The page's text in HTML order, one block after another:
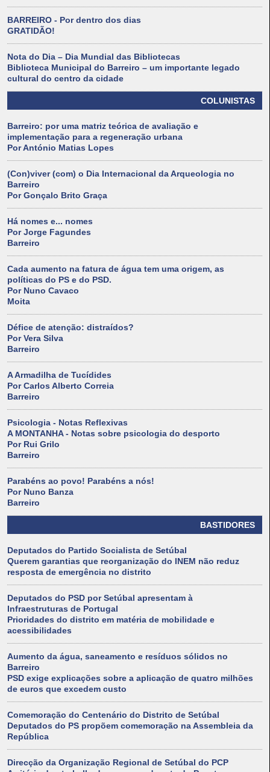
BARREIRO - Por dentro dos dias
GRATIDÃO!
Nota do Dia – Dia Mundial das Bibliotecas
Biblioteca Municipal do Barreiro – um importante legado
cultural do centro da cidade
COLUNISTAS
Barreiro: por uma matriz teórica de avaliação e
implementação para a regeneração urbana
Por António Matias Lopes
(Con)viver (com) o Dia Internacional da Arqueologia no
Barreiro
Por Gonçalo Brito Graça
Há nomes e... nomes
Por Jorge Fagundes
Barreiro
Cada aumento na fatura de água tem uma origem, as
políticas do PS e do PSD.
Por Nuno Cavaco
Moita
Défice de atenção: distraídos?
Por Vera Silva
Barreiro
A Armadilha de Tucídides
Por Carlos Alberto Correia
Barreiro
Psicologia - Notas Reflexivas
A MONTANHA - Notas sobre psicologia do desporto
Por Rui Grilo
Barreiro
Parabéns ao povo! Parabéns a nós!
Por Nuno Banza
Barreiro
BASTIDORES
Deputados do Partido Socialista de Setúbal
Querem garantias que reorganização do INEM não reduz
resposta de emergência no distrito
Deputados do PSD por Setúbal apresentam à
Infraestruturas de Portugal
Prioridades do distrito em matéria de mobilidade e
acessibilidades
Aumento da água, saneamento e resíduos sólidos no
Barreiro
PSD exige explicações sobre a aplicação de quatro milhões
de euros que excedem custo
Comemoração do Centenário do Distrito de Setúbal
Deputados do PS propõem comemoração na Assembleia da
República
Direcção da Organização Regional de Setúbal do PCP